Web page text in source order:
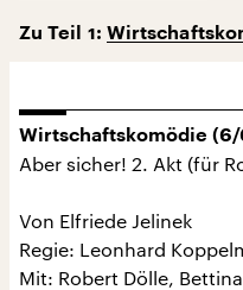
Zu Teil 1:
Wirtschaftskomödie (6/
Aber sicher! 2. Akt (für
Von Elfriede Jelinek
Regie: Leonhard
Mit: Robert Dölle,